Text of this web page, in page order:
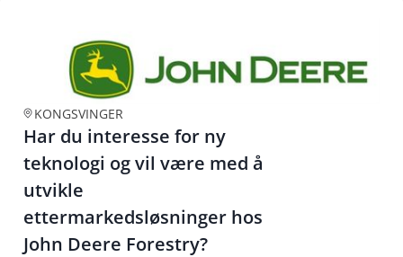
KONGSVINGER
Har du interesse for ny
teknologi og vil være med å
utvikle
ettermarkedsløsninger hos
John Deere Forestry?